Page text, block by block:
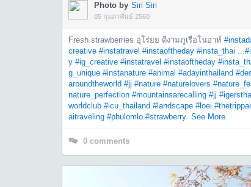
Photo by Siri Siri
05 กุมภาพันธ์ 2560
Fresh strawberries อุโร่ยย ดีงามภูเรือโนอาห์
creative #instatravel #instaoftheday #insta_thai ...
y #ig_creative #instatravel #instaoftheday
g_unique #instanature #animal #adayinthailand
aroundtheworld #jj #nature #naturelovers
nature_perfection #mountainsarecalling #jj
worldclub #icu_thailand #landscape #loei
aitraveling #phulomlo #strawberry See More
0 comments